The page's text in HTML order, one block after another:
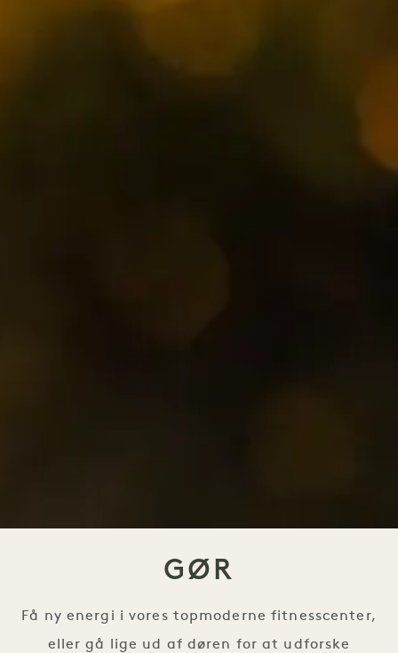
GØR
Få ny energi i vores topmoderne fitnesscenter,
eller gå lige ud af døren for at udforske